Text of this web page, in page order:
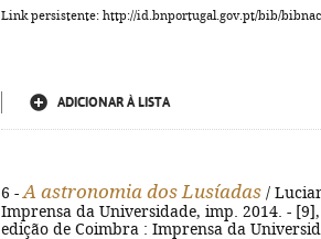
Link persistente: http://id.bnportugal.gov.pt/bib/
ADICIONAR À LISTA
6 - A astronomia dos Lusíadas /
Imprensa da Universidade, imp. 2014. -
edição de Coimbra : Imprensa da